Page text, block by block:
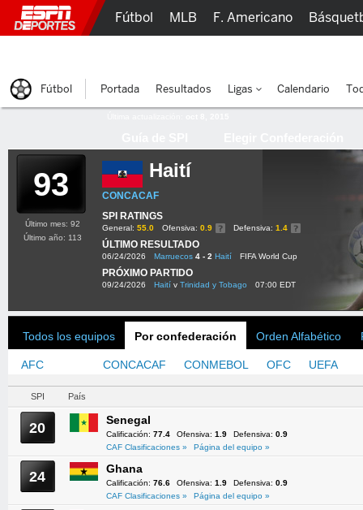
93 Haití
CONCACAF
SPI RATINGS
General: 55.0 Ofensiva: 0.9 Defensiva: 1.4
ÚLTIMO RESULTADO
06/24/2026 Marruecos 4 - 2 Haití FIFA World Cup
PRÓXIMO PARTIDO
09/24/2026 Haití v Trinidad y Tobago 07:00 EDT
Último mes: 92
Último año: 113
Todos los equipos Por confederación Orden Alfabético
AFC CONCACAF CONMEBOL OFC UEFA
SPI País
20 Senegal
Calificación: 77.4 Ofensiva: 1.9 Defensiva: 0.9
CAF Clasificaciones »
Página del equipo »
24 Ghana
Calificación: 76.6 Ofensiva: 1.9 Defensiva: 0.9
CAF Clasificaciones »
Página del equipo »
Fútbol MLB F. Americano
Fútbol Portada Resultados Ligas Calendario